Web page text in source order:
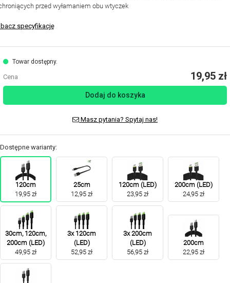
przed wyłamaniem obu wtyczek
specyfikację
Towar dostępny.
Cena 19,95 zł
Dodaj do koszyka
Masz pytania? Spytaj nas!
Dostępne warianty:
120cm
19,95 zł
25cm
12,95 zł
120cm (LED)
23,95 zł
200cm (LED)
24,95 zł
30cm, 120cm,
200cm (LED)
49,95 zł
3x 120cm
(LED)
52,95 zł
3x 200cm
(LED)
56,95 zł
200cm
22,95 zł